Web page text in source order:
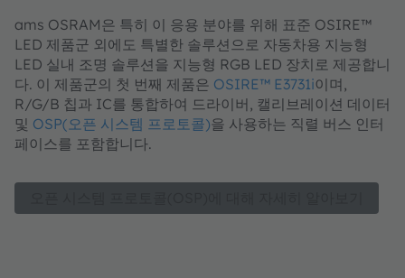
ams OSRAM은 특히 이 응용 분야를 위해 표준 OSIRE™
LED 제품군 외에도 특별한 솔루션으로 자동차용 지능형
LED 실내 조명 솔루션을 지능형 RGB LED 장치로 제공합니
다. 이 제품군의 첫 번째 제품은 OSIRE™ E3731i이며,
R/G/B 칩과 IC를 통합하여 드라이버, 캘리브레이션 데이터
및 OSP(오픈 시스템 프로토콜)을 사용하는 직렬 버스 인터
페이스를 포함합니다.